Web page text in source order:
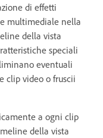
di effetti
multimediale nella
della vista
speciali
eventuali
clip video o fruscii
a ogni clip
della vista